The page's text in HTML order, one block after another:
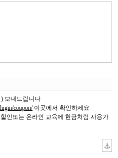
보내드립니다
coupon/이곳에서 확인하세요
인또는 온라인 교육에 현금처럼 사용가